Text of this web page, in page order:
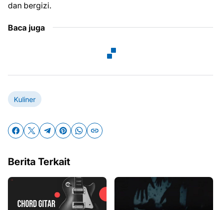
dan bergizi.
Baca juga
Kuliner
Berita Terkait